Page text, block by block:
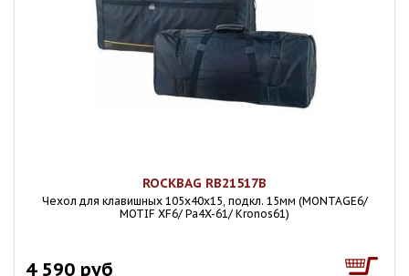
ROCKBAG RB21517B
Чехол для клавишных 105х40х15, подкл. 15мм (MONTAGE6/
MOTIF XF6/ Pa4X-61/ Kronos61)
4 590 руб